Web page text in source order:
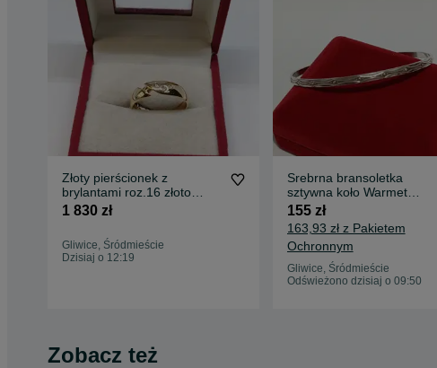
Złoty pierścionek z
brylantami roz.16 złoto
próby 583
1 830 zł
Gliwice, Śródmieście
Dzisiaj o 12:19
Srebrna bransoletka
sztywna koło Warmet
średnica 6,7cm, srebro 830
155 zł
163,93 zł z Pakietem
Ochronnym
Gliwice, Śródmieście
Odświeżono dzisiaj o 09:50
Zobacz też